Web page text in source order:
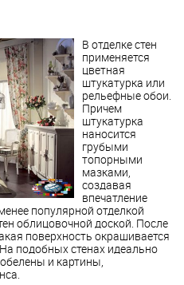
В отделке стен
применяется
цветная
штукатурка или
рельефные обои.
Причем
штукатурка
наносится
грубыми
топорными
мазками,
создавая
впечатление
популярной отделкой
облицовочной доской. После
поверхность окрашивается
подобных стенах идеально
и картины,
а.